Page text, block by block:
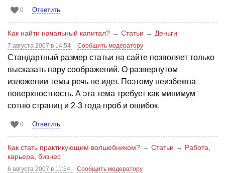
0 Ответить
Как найти начальный капитал? → Статьи → Деньги
7 августа 2007 в 14:54 Сообщить модератору
Стандартный размер статьи на сайте позволяет только
высказать пару соображений. О развернутом
изложении темы речь не идет. Поэтому неизбежна
поверхностность. А эта тема требует как минимум
сотню страниц и 2-3 года проб и ошибок.
0 Ответить
Как стать практикующим волшебником? → Статьи → Работа,
карьера, бизнес
6 августа 2007 в 11:54 Сообщить модератору